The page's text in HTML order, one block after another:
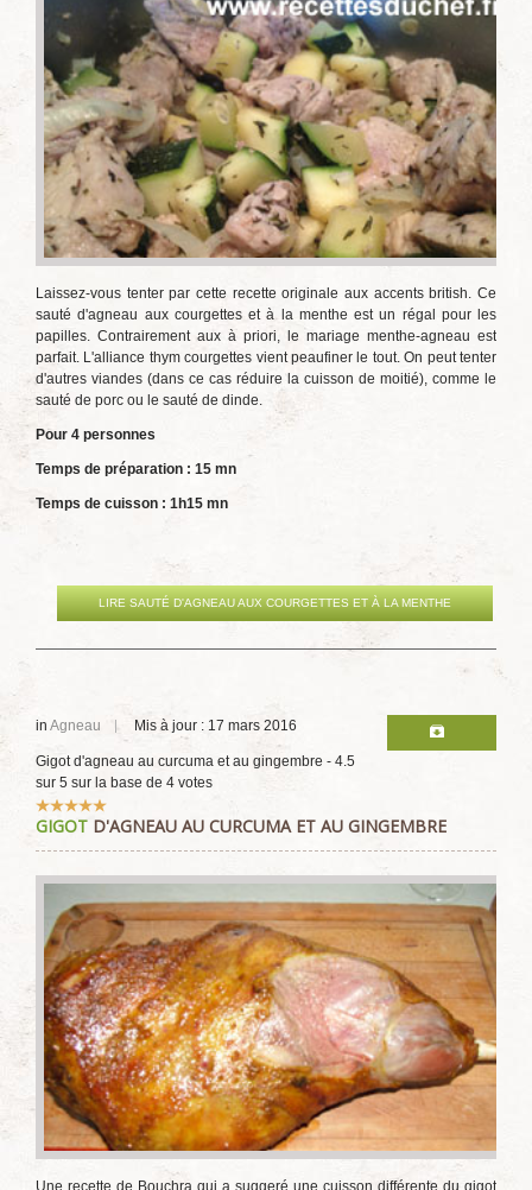
Laissez-vous tenter par cette recette originale aux accents british. Ce
sauté d'agneau aux courgettes et à la menthe est un régal pour les
papilles. Contrairement aux à priori, le mariage menthe-agneau est
parfait. L'alliance thym courgettes vient peaufiner le tout. On peut tenter
d'autres viandes (dans ce cas réduire la cuisson de moitié), comme le
sauté de porc ou le sauté de dinde.
Pour 4 personnes
Temps de préparation : 15 mn
Temps de cuisson : 1h15 mn
LIRE SAUTÉ D'AGNEAU AUX COURGETTES ET À LA MENTHE
in Agneau Mis à jour : 17 mars 2016
Gigot d'agneau au curcuma et au gingembre - 4.5
sur 5 sur la base de 4 votes
Vote
utilisateur:5/5
GIGOT D'AGNEAU AU CURCUMA ET AU GINGEMBRE
Une recette de Bouchra qui a suggeré une cuisson différente du gigot